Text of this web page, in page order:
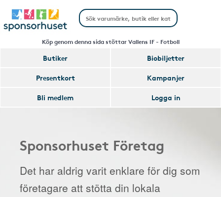
Köp genom denna sida stöttar Vallens IF - Fotboll
Butiker
Biobiljetter
Presentkort
Kampanjer
Bli medlem
Logga in
Sponsorhuset Företag
Det har aldrig varit enklare för dig som
företagare att stötta din lokala